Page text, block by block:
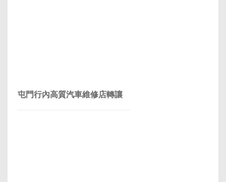
屯門行內高質汽車維修店轉讓